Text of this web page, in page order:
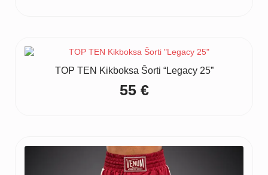
TOP TEN Kikboksa Šorti “Legacy 25”
55 €